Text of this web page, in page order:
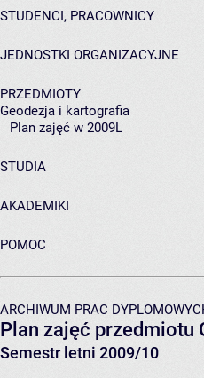
STUDENCI, PRACOWNICY
JEDNOSTKI ORGANIZACYJNE
PRZEDMIOTY
Geodezja i kartografia
Plan zajęć w 2009L
STUDIA
AKADEMIKI
POMOC
ARCHIWUM PRAC
Plan zajęć przedmiotu
Semestr letni 2009/10